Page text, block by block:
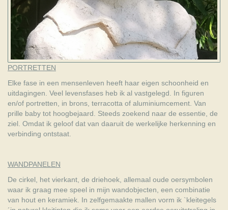
PORTRETTEN
Elke fase in een mensenleven heeft haar eigen schoonheid en
uitdagingen. Veel levensfases heb ik al vastgelegd. In figuren
en/of portretten, in brons, terracotta of aluminiumcement. Van
prille baby tot hoogbejaard. Steeds zoekend naar de essentie, de
ziel. Omdat ik geloof dat van daaruit de werkelijke herkenning en
verbinding ontstaat.
WANDPANELEN
De cirkel, het vierkant, de driehoek, allemaal oude oersymbolen
waar ik graag mee speel in mijn wandobjecten, een combinatie
van hout en keramiek. In zelfgemaakte mallen vorm ik `kleitegels